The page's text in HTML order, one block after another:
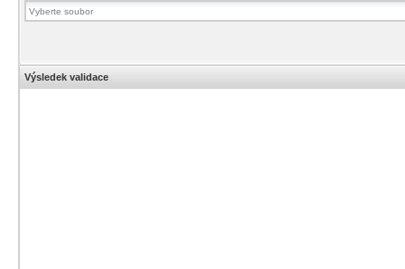
Výsledek validace